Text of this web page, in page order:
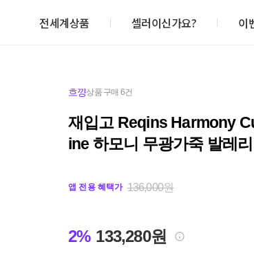
전세계상품 셀러이신가요? 이
흐꺙상품 구매 6건
재입고 Reqins Harmony
ine 하모니 무광가죽 발레
앱 전용 혜택가 136,000원
2% 133,280원